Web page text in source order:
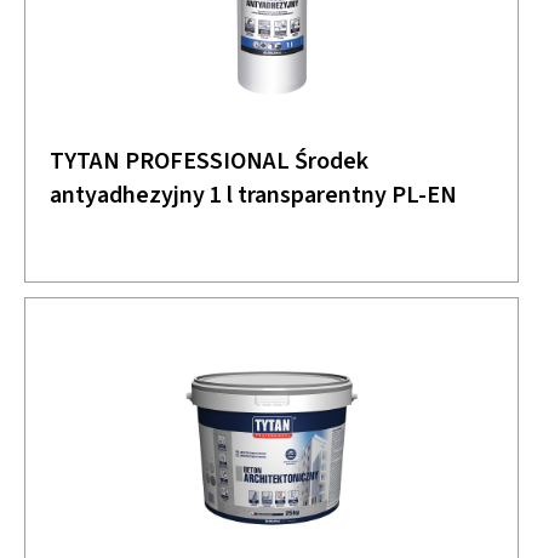
TYTAN PROFESSIONAL Środek
antyadhezyjny 1 l transparentny PL-EN